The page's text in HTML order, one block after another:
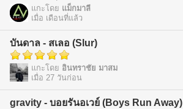
แกะโดย แม็กมาลี
เมื่อ เดือนที่แล้ว
บันดาล - สเลอ (Slur)
แกะโดย อินทราชัย มาสม
เมื่อ 27 วันก่อน
gravity - บอยรันอเวย์ (Boys Run Away)